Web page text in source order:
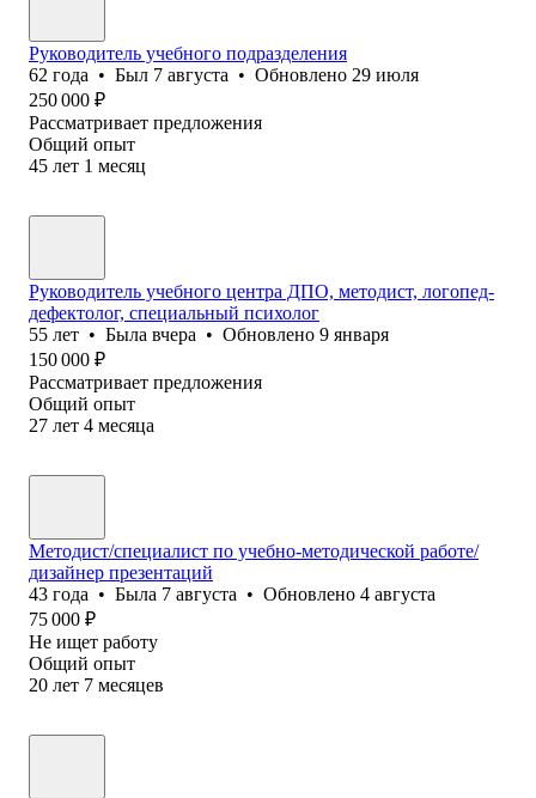
Руководитель учебного подразделения
62 года • Был 7 августа • Обновлено 29 июля
250 000 ₽
Рассматривает предложения
Общий опыт
45 лет 1 месяц
Руководитель учебного центра ДПО, методист, логопед-
дефектолог, специальный психолог
55 лет • Была вчера • Обновлено 9 января
150 000 ₽
Рассматривает предложения
Общий опыт
27 лет 4 месяца
Методист/специалист по учебно-методической работе/
дизайнер презентаций
43 года • Была 7 августа • Обновлено 4 августа
75 000 ₽
Не ищет работу
Общий опыт
20 лет 7 месяцев